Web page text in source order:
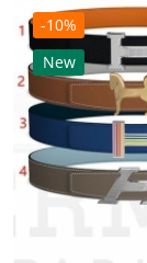
-10%
New